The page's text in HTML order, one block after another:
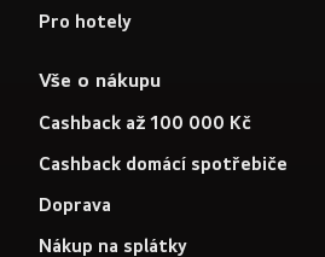
Pro hotely
Vše o nákupu
Cashback až 100 000 Kč
Cashback domácí spotřebiče
Doprava
Nákup na splátky